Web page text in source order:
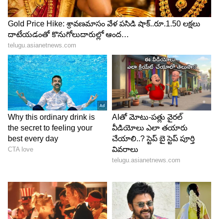
Image Credit :Gemini AI
ఐస్ క్రీమ్ మిశ్రమాన్ని కలపాలి
తయారు చేసుకున్న మామిడి పండు ప్యూరీలో, ముందుగా
కాచి చల్లార్చిన కస్టర్డ్ పాల మిశ్రమాన్ని వేయాలి. వీటిని పల్స్
మోడ్ లో తిప్పుతూ మధ్య మధ్యలో కలుపుతూ బాగా
గ్రైండ్ చేయాలి. ఈ సమయంలో తీపి సరి చూసుకుని,
అవసరమైతే మరికొంత చక్కర పొడిని కలుపుకోవచ్చు.